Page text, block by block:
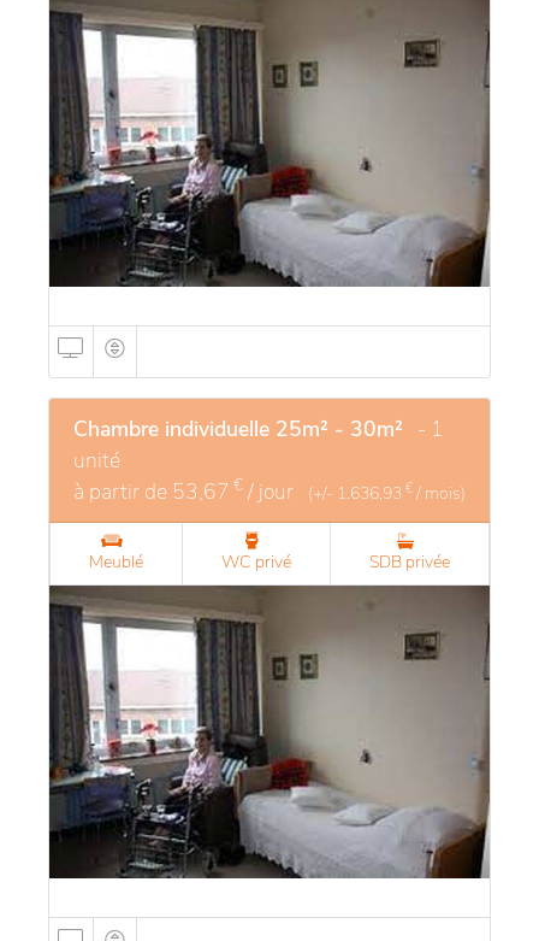
Chambre individuelle 25m² - 30m² - 1
unité
à partir de 53,67 € / jour (+/- 1.636,93 € / mois)
Meublé WC privé SDB privée